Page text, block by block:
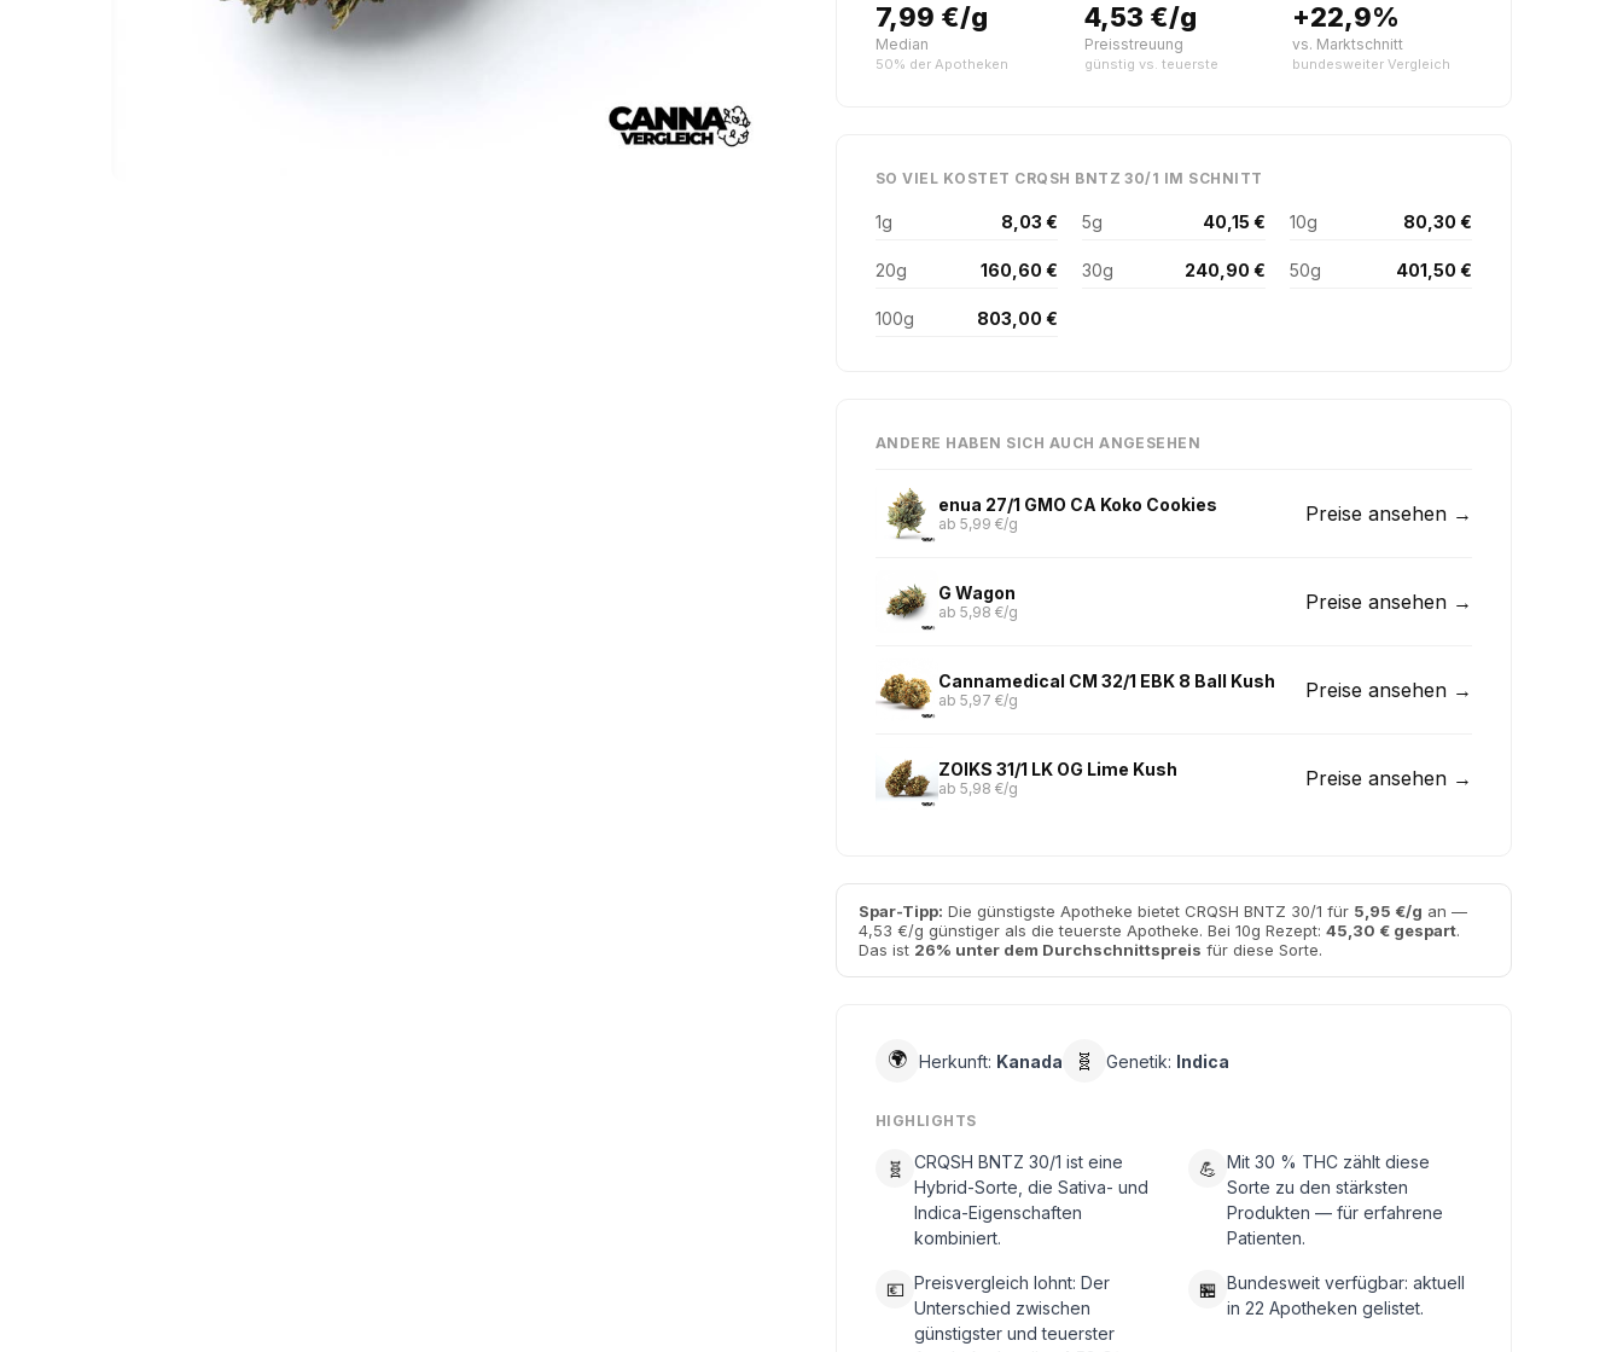
7,99 €/g
Median
50% der Apotheken
4,53 €/g
Preisstreuung
günstig vs. teuerste
+22,9%
vs. Marktschnitt
bundesweiter Vergleich
SO VIEL KOSTET CRQSH BNTZ 30/1 IM SCHNITT
1g 8,03 € 5g 40,15 € 10g 80,30 €
20g 160,60 € 30g 240,90 € 50g 401,50 €
100g 803,00 €
ANDERE HABEN SICH AUCH ANGESEHEN
enua 27/1 GMO CA Koko Cookies
ab 5,99 €/g Preise ansehen →
G Wagon
ab 5,98 €/g Preise ansehen →
Cannamedical CM 32/1 EBK 8 Ball Kush
ab 5,97 €/g Preise ansehen →
ZOIKS 31/1 LK OG Lime Kush
ab 5,98 €/g Preise ansehen →
Spar-Tipp: Die günstigste Apotheke bietet CRQSH BNTZ 30/1 für 5,95 €/g an —
4,53 €/g günstiger als die teuerste Apotheke. Bei 10g Rezept: 45,30 € gespart.
Das ist 26% unter dem Durchschnittspreis für diese Sorte.
🌍 Herkunft: Kanada 🧬 Genetik: Indica
HIGHLIGHTS
🧬
CRQSH BNTZ 30/1 ist eine
Hybrid-Sorte, die Sativa- und
Indica-Eigenschaften
kombiniert.
💪 Mit 30 % THC zählt diese
Sorte zu den stärksten
Produkten — für erfahrene
Patienten.
💶 Preisvergleich lohnt: Der
Unterschied zwischen
günstigster und teuerster
🏪 Bundesweit verfügbar: aktuell
in 22 Apotheken gelistet.